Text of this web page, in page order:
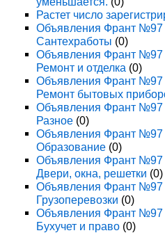
Растет число
Объявления Франт №97
Сантехработы (0)
Объявления Франт №97
Ремонт и отделка (0)
Объявления Франт №97
Ремонт бытовых
Объявления Франт №97
Разное (0)
Объявления Франт №97
Образование (0)
Объявления Франт №97
Двери, окна, решетки (0)
Объявления Франт №97
Грузоперевозки (0)
Объявления Франт №97
Бухучет и право (0)